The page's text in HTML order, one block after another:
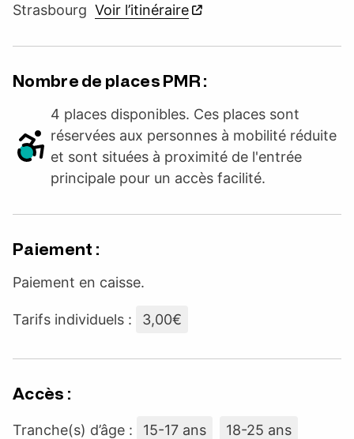
Strasbourg Voir l’itinéraire
Nombre de places PMR :
4 places disponibles. Ces places sont
réservées aux personnes à mobilité réduite
et sont situées à proximité de l'entrée
principale pour un accès facilité.
Paiement :
Paiement en caisse.
Tarifs individuels : 3,00€
Accès :
Tranche(s) d’âge : 15-17 ans
18-25 ans